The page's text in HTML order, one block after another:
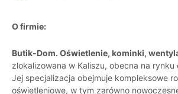
O firmie:
Butik-Dom. Oświetlenie, kominki,
zlokalizowana w Kaliszu, obecna na rynku
Jej specjalizacja obejmuje kompleksowe
oświetleniowe, w tym zarówno